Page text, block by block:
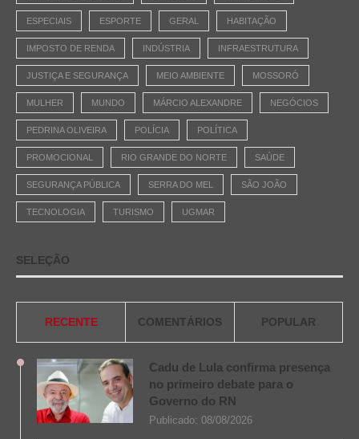
ESPECIAIS ESPORTE GERAL HABITAÇÃO
IMPOSTO DE RENDA INDÚSTRIA INFRAESTRUTURA
JUSTIÇA E SEGURANÇA MEIO AMBIENTE MOSSORÓ
MULHER MUNDO MÁRCIO ALEXANDRE NEGÓCIOS
PEDRINA OLIVEIRA POLÍCIA POLÍTICA
PROMOCIONAL RIO GRANDE DO NORTE SAÚDE
SEGURANÇA PÚBLICA SERRA DO MEL SÃO JOÃO
TECNOLOGIA TURISMO UGMAR
SELEÇÃO
RECENTE COMENTÁRIOS POPULAR
Cadu de Lula confirma presença
no primeiro debate para o
Governo do RN
Publicado: 08/08/2026